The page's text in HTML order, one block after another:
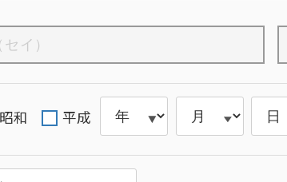
昭和 平成